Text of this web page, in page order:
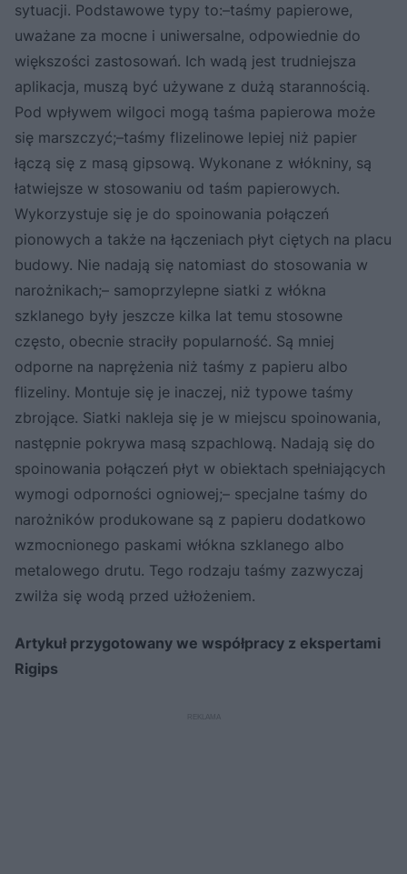
sytuacji. Podstawowe typy to:–taśmy papierowe,
uważane za mocne i uniwersalne, odpowiednie do
większości zastosowań. Ich wadą jest trudniejsza
aplikacja, muszą być używane z dużą starannością.
Pod wpływem wilgoci mogą taśma papierowa może
się marszczyć;–taśmy flizelinowe lepiej niż papier
łączą się z masą gipsową. Wykonane z włókniny, są
łatwiejsze w stosowaniu od taśm papierowych.
Wykorzystuje się je do spoinowania połączeń
pionowych a także na łączeniach płyt ciętych na placu
budowy. Nie nadają się natomiast do stosowania w
narożnikach;– samoprzylepne siatki z włókna
szklanego były jeszcze kilka lat temu stosowne
często, obecnie straciły popularność. Są mniej
odporne na naprężenia niż taśmy z papieru albo
flizeliny. Montuje się je inaczej, niż typowe taśmy
zbrojące. Siatki nakleja się je w miejscu spoinowania,
następnie pokrywa masą szpachlową. Nadają się do
spoinowania połączeń płyt w obiektach spełniających
wymogi odporności ogniowej;– specjalne taśmy do
narożników produkowane są z papieru dodatkowo
wzmocnionego paskami włókna szklanego albo
metalowego drutu. Tego rodzaju taśmy zazwyczaj
zwilża się wodą przed użłożeniem.
Artykuł przygotowany we współpracy z ekspertami
Rigips